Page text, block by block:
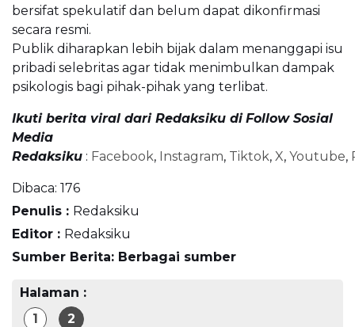
bersifat spekulatif dan belum dapat dikonfirmasi
secara resmi.
Publik diharapkan lebih bijak dalam menanggapi isu
pribadi selebritas agar tidak menimbulkan dampak
psikologis bagi pihak-pihak yang terlibat.
Ikuti berita viral dari Redaksiku di Follow Sosial
Media
Redaksiku : Facebook, Instagram, Tiktok, X, Youtube,
Dibaca: 176
Penulis : Redaksiku
Editor : Redaksiku
Sumber Berita: Berbagai sumber
Halaman :
1
2